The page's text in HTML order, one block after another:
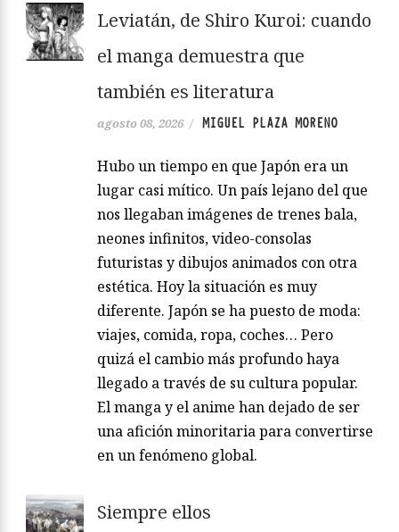
Leviatán, de Shiro Kuroi: cuando
el manga demuestra que
también es literatura
agosto 08, 2026 / MIGUEL PLAZA MORENO
Hubo un tiempo en que Japón era un
lugar casi mítico. Un país lejano del que
nos llegaban imágenes de trenes bala,
neones infinitos, video-consolas
futuristas y dibujos animados con otra
estética. Hoy la situación es muy
diferente. Japón se ha puesto de moda:
viajes, comida, ropa, coches… Pero
quizá el cambio más profundo haya
llegado a través de su cultura popular.
El manga y el anime han dejado de ser
una afición minoritaria para convertirse
en un fenómeno global.
Siempre ellos